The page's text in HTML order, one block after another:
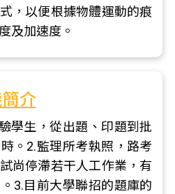
，以便根據物體運動的痕
及加速度。
介
學生，從出題、印題到批
。2.監理所考執照，路考
尚停滯若干人工作業，有
3.目前大學聯招的題庫的